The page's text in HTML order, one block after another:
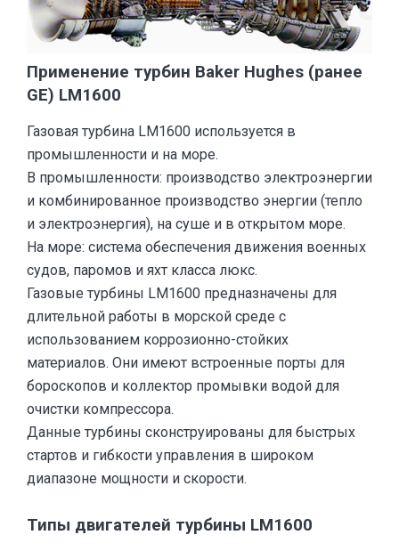
Применение турбин Baker Hughes (ранее
GE) LM1600
Газовая турбина LM1600 используется в
промышленности и на море.
В промышленности: производство электроэнергии
и комбинированное производство энергии (тепло
и электроэнергия), на суше и в открытом море.
На море: система обеспечения движения военных
судов, паромов и яхт класса люкс.
Газовые турбины LM1600 предназначены для
длительной работы в морской среде с
использованием коррозионно-стойких
материалов. Они имеют встроенные порты для
бороскопов и коллектор промывки водой для
очистки компрессора.
Данные турбины сконструированы для быстрых
стартов и гибкости управления в широком
диапазоне мощности и скорости.
Типы двигателей турбины LM1600